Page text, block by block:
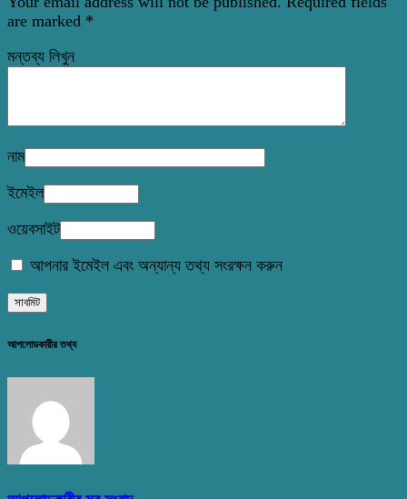
are marked *
মন্তব্য লিখুন
নাম
ইমেইল
ওয়েবসাইট
আপনার ইমেইল এবং অন্যান্য তথ্য সংরক্ষন করুন
আপলোডকারীর তথ্য